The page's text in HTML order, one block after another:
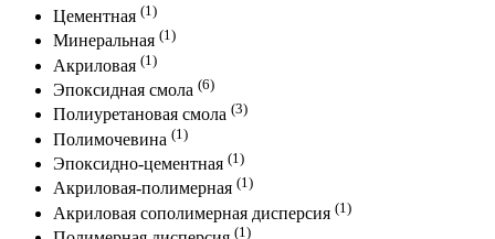
Цементная (1)
Минеральная (1)
Акриловая (1)
Эпоксидная смола (6)
Полиуретановая смола (3)
Полимочевина (1)
Эпоксидно-цементная (1)
Акриловая-полимерная (1)
Акриловая сополимерная дисперсия (1)
(1)